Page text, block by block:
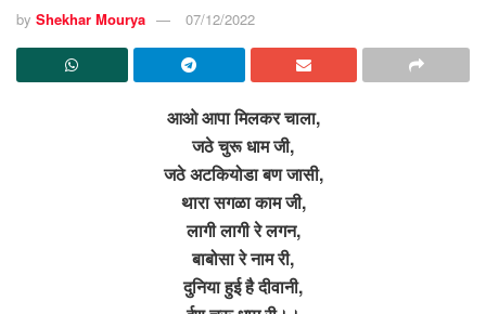
by Shekhar Mourya 07/12/2022
आओ आपा मिलकर चाला,
जठे चुरू धाम जी,
जठे अटकियोडा बण जासी,
थारा सगळा काम जी,
लागी लागी रे लगन,
बाबोसा रे नाम री,
दुनिया हुई है दीवानी,